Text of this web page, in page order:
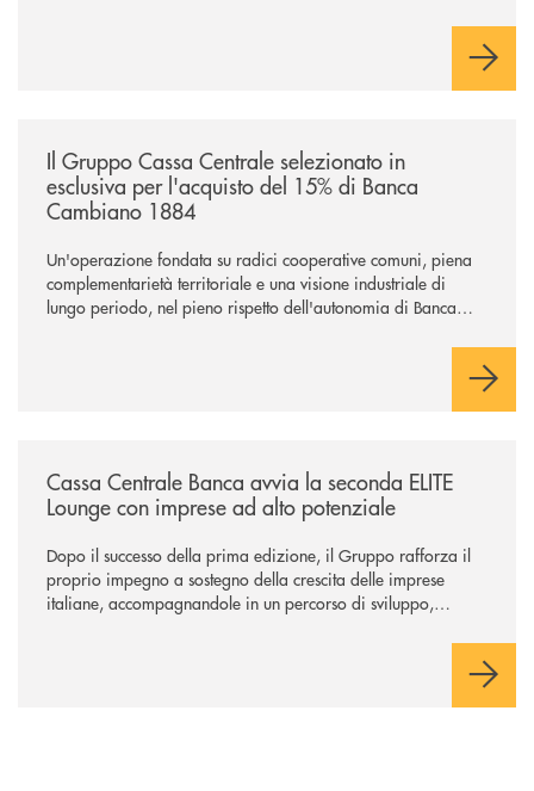
comuni e sulla prossimità ai territori, per ampliare l’offerta e
Il Gruppo Cassa Centrale selezionato in
esclusiva per l'acquisto del 15% di Banca
Cambiano 1884
Un'operazione fondata su radici cooperative comuni, piena
complementarietà territoriale e una visione industriale di
lungo periodo, nel pieno rispetto dell'autonomia di Banca
negoziazione esclusiva per la finalizzazione dell’operazione.
Cassa Centrale Banca avvia la seconda ELITE
Lounge con imprese ad alto potenziale
Dopo il successo della prima edizione, il Gruppo rafforza il
proprio impegno a sostegno della crescita delle imprese
italiane, accompagnandole in un percorso di sviluppo,